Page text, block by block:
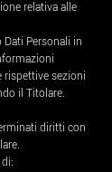
relativa alle
Dati Personali in
rispettive sezioni
il Titolare.
diritti con